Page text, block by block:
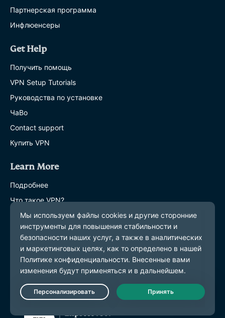
Партнерская программа
Инфлюенсеры
Get Help
Получить помощь
VPN Setup Tutorials
Руководства по установке
ЧаВо
Contact support
Купить VPN
Learn More
Подробнее
Что такое VPN?
Какой у меня IP?
Скрыть мой IP
Blog
Live Chat